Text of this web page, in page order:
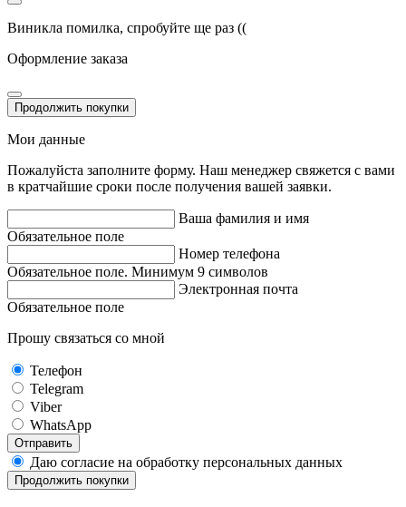
Виникла помилка, спробуйте ще раз ((
Оформление заказа
Продолжить покупки
Мои данные
Пожалуйста заполните форму. Наш менеджер свяжется с вами
в кратчайшие сроки после получения вашей заявки.
Ваша фамилия и имя
Обязательное поле
Номер телефона
Обязательное поле. Минимум 9 символов
Электронная почта
Обязательное поле
Прошу связаться со мной
Телефон
Telegram
Viber
WhatsApp
Отправить
Даю согласие на обработку персональных данных
Продолжить покупки